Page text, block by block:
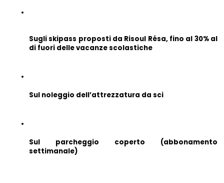
Sugli skipass proposti da Risoul Résa, fino al 30% al
di fuori delle vacanze scolastiche
Sul noleggio dell’attrezzatura da sci
Sul parcheggio coperto (abbonamento
settimanale)